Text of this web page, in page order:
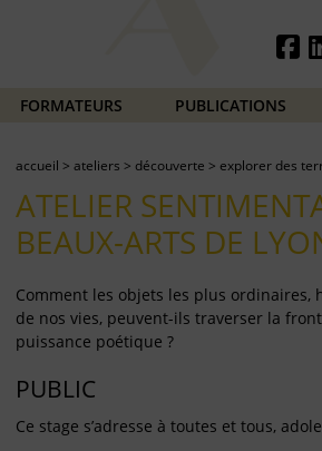
FORMATEURS PUBLICATIONS
accueil > ateliers > découverte > explorer des
ATELIER
BEAUX-ARTS DE
Comment les objets les plus
de nos vies, peuvent-ils traverser la
puissance poétique ?
PUBLIC
Ce stage s’adresse à toutes et tous,